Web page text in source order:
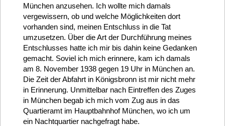
München anzusehen. Ich wollte mich damals
vergewissern, ob und welche Möglichkeiten dort
vorhanden sind, meinen Entschluss in die Tat
umzusetzen. Über die Art der Durchführung meines
Entschlusses hatte ich mir bis dahin keine Gedanken
gemacht. Soviel ich mich erinnere, kam ich damals
am 8. November 1938 gegen 19 Uhr in München an.
Die Zeit der Abfahrt in Königsbronn ist mir nicht mehr
in Erinnerung. Unmittelbar nach Eintreffen des Zuges
in München begab ich mich vom Zug aus in das
Quartieramt im Hauptbahnhof München, wo ich um
ein Nachtquartier nachgefragt habe.